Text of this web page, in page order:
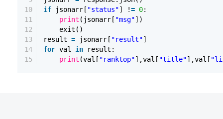
10
11
12
13
14
15
if
jsonarr[ "status"] != 0:
print (jsonarr[ "msg"])
exit()
result = jsonarr[ "result"]
for val in
result:
print (val[ "ranktop"],val[ "title"],val[